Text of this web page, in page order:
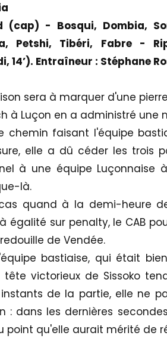
(cap) - Bosqui, Dombia,
Petshi, Tibéri, Fabre -
14’). Entraîneur : Stéphane
sera à marquer d'une
à Luçon en a administré une
chemin faisant l'équipe
elle a dû céder les trois
à une équipe
là.
quand à la demi-heure
égalité sur penalty, le CAB
de Vendée.
bastiaise, qui était
tête victorieux de Sissoko
instants de la partie, elle ne
: dans les dernières
point qu'elle aurait mérité de